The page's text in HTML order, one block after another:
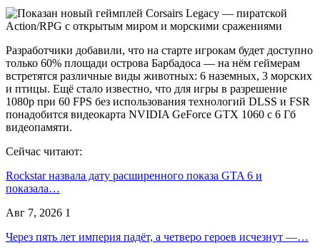
Разработчики добавили, что на старте игрокам будет доступно
только 60% площади острова Барбадоса — на нём геймерам
встретятся различные виды животных: 6 наземных, 3 морских
и птицы. Ещё стало известно, что для игры в разрешение
1080p при 60 FPS без использования технологий DLSS и FSR
понадобится видеокарта NVIDIA GeForce GTX 1060 с 6 Гб
видеопамяти.
Сейчас читают:
Rockstar назвала дату расширенного показа GTA 6 и
показала…
Авг 7, 2026 1
Через пять лет империя падёт, а четверо героев исчезнут —…